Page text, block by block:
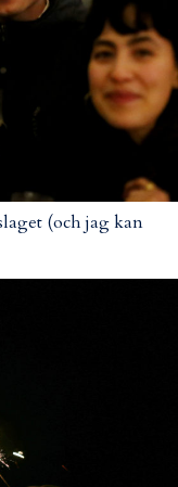
(och jag kan